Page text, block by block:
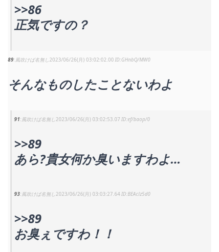
>>86
正気ですの？
89 風吹けば名無し 2023/06/26(月) 03:02:02.00 GHnbQ/MW0
そんなものしたことないわよ
91 風吹けば名無し 2023/06/26(月) 03:02:53.07 ef/baop/0
>>89
あら?貴女何か臭いますわよ…
93 風吹けば名無し 2023/06/26(月) 03:03:27.64 BEAclz5d0
>>89
お臭ぇですわ！！